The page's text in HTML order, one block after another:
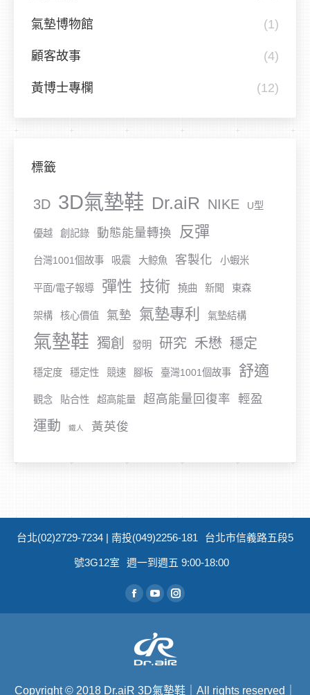
氣墊博物館 (1)
顧客故事 (4)
黃博士專欄 (12)
標籤
3D 3D氣墊鞋 Dr.aiR NIKE U型
優越 創記錄 動態能量轉換 反彈
台灣1001個故事 吸震 大鯨魚 客製化 小蝦米
平面/電子報導 彈性 技術 撓曲 新聞 東森
架構 核心價值 氣墊 氣墊專利 氣墊結構
氣墊鞋 獨創 發明 研究 禾懋 穩定
穩定度 穩定性 競速 腳板 臺灣1001個故事 舒適
觀念 貼合性 超高能量 超高能量回復率 輕盈
運動 鐵人 黃英俊
台北(02)2729-7234 | 南投(049)2256-181 台北市信義路五段5
號3G12室 週一到週五 9:00-18:00
Facebook
YouTubeInstagram
Copyright©2018 Dr.aiR 3D氣墊鞋｜All rights reserved｜